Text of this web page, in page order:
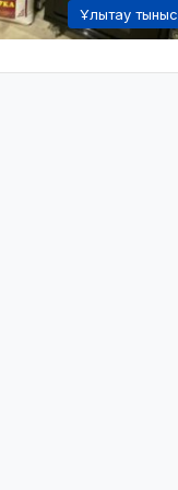
Ұлытау